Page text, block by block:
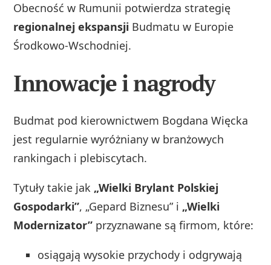
Obecność w Rumunii potwierdza strategię
regionalnej ekspansji Budmatu w Europie
Środkowo-Wschodniej.
Innowacje i nagrody
Budmat pod kierownictwem Bogdana Więcka
jest regularnie wyróżniany w branżowych
rankingach i plebiscytach.
Tytuły takie jak „Wielki Brylant Polskiej
Gospodarki”, „Gepard Biznesu” i „Wielki
Modernizator” przyznawane są firmom, które:
osiągają wysokie przychody i odgrywają